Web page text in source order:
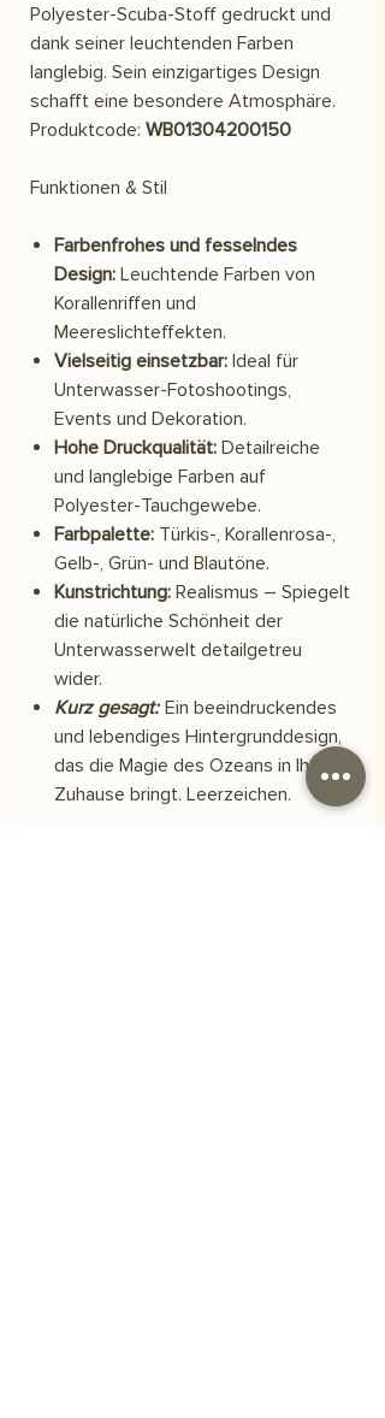
Polyester-Scuba-Stoff gedruckt und
dank seiner leuchtenden Farben
langlebig. Sein einzigartiges Design
schafft eine besondere Atmosphäre.
Produktcode: WB01304200150
Funktionen & Stil
Farbenfrohes und fesselndes
Design: Leuchtende Farben von
Korallenriffen und
Meereslichteffekten.
Vielseitig einsetzbar: Ideal für
Unterwasser-Fotoshootings,
Events und Dekoration.
Hohe Druckqualität: Detailreiche
und langlebige Farben auf
Polyester-Tauchgewebe.
Farbpalette: Türkis-, Korallenrosa-,
Gelb-, Grün- und Blautöne.
Kunstrichtung: Realismus – Spiegelt
die natürliche Schönheit der
Unterwasserwelt detailgetreu
wider.
Kurz gesagt: Ein beeindruckendes
und lebendiges Hintergrunddesign,
das die Magie des Ozeans in Ihr
Zuhause bringt. Leerzeichen.